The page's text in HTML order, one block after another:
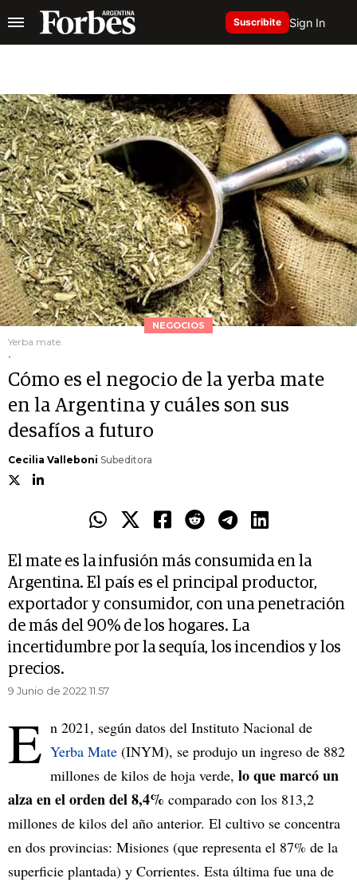
Suscribite Sign In
NEGOCIOS
Yerba mate.
.
Cómo es el negocio de la yerba mate
en la Argentina y cuáles son sus
desafíos a futuro
Cecilia Valleboni Subeditora
El mate es la infusión más consumida en la
Argentina. El país es el principal productor,
exportador y consumidor, con una penetración
de más del 90% de los hogares. La
incertidumbre por la sequía, los incendios y los
precios.
9 Junio de 2022 11.57
E n 2021, según datos del Instituto Nacional de
Yerba Mate (INYM), se produjo un ingreso de 882
millones de kilos de hoja verde, lo que marcó un
alza en el orden del 8,4% comparado con los 813,2
millones de kilos del año anterior. El cultivo se concentra
en dos provincias: Misiones (que representa el 87% de la
superficie plantada) y Corrientes. Esta última fue una de